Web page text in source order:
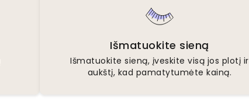
Išmatuokite sieną
Išmatuokite sieną, įveskite visą jos plotį ir
aukštį, kad pamatytumėte kainą.